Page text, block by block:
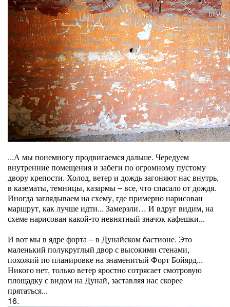
...А мы понемногу продвигаемся дальше. Чередуем
внутренние помещения и забеги по огромному пустому
двору крепости. Холод, ветер и дождь загоняют нас внутрь,
в казематы, темницы, казармы – все, что спасало от дождя.
Иногда заглядываем на схему, где примерно нарисован
маршрут, как лучше идти... Замерзли… И вдруг видим, на
схеме нарисован какой-то невнятный значок кафешки...
И вот мы в ядре форта – в Дунайском бастионе. Это
маленький полукруглый двор с высокими стенами,
похожий по планировке на знаменитый Форт Бойярд...
Никого нет, только ветер яростно сотрясает смотровую
площадку с видом на Дунай, заставляя нас скорее
прятаться...
16.